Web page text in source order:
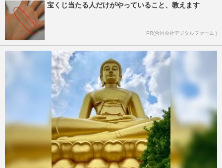
宝くじ当たる人だけがやっていること、教えます
PR(合同会社デジタルファーム )